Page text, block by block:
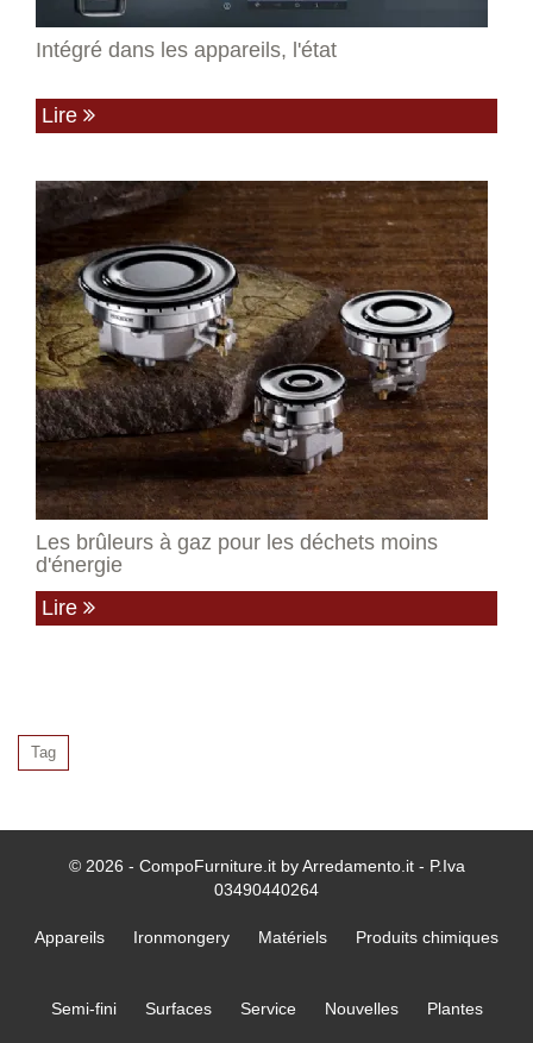
Intégré dans les appareils, l'état
Lire
Les brûleurs à gaz pour les déchets moins
d'énergie
Lire
Tag
© 2026 - CompoFurniture.it by Arredamento.it - P.Iva
03490440264
Appareils Ironmongery Matériels Produits chimiques
Semi-fini Surfaces Service Nouvelles Plantes